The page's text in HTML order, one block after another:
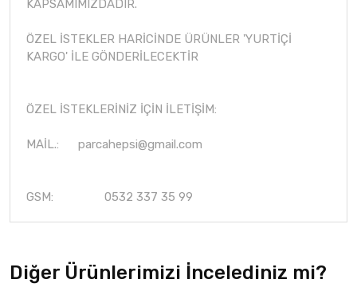
KAPSAMIMIZDADIR.
ÖZEL İSTEKLER HARİCİNDE ÜRÜNLER 'YURTİÇİ
KARGO' İLE GÖNDERİLECEKTİR
ÖZEL İSTEKLERİNİZ İÇİN İLETİŞİM:
MAİL.: parcahepsi@gmail.com
GSM: 0532 337 35 99
Diğer Ürünlerimizi İncelediniz mi?